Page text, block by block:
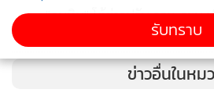
"อนุทิน" โต้ข่าวปรับ ครม. ระบุ
ข่าวอื่นในหม
รับทราบ